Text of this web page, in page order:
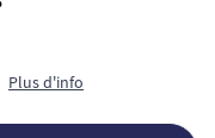
Plus d'info